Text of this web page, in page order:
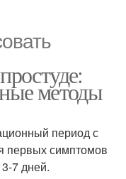
методы
период с
первых симптомов
3-7 дней.